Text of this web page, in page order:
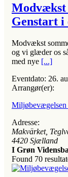
Modvækst
Genstart
Modvækst
og vi glæder os
med nye [...]
Eventdato: 26.
Arrangør(er):
Adresse:
Makvärket,
4420 Sjælland
I Grøn
Found 70